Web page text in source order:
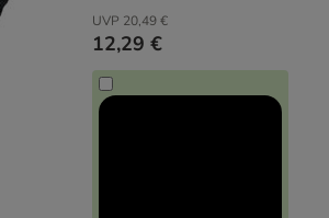
UVP 20,49 €
12,29 €